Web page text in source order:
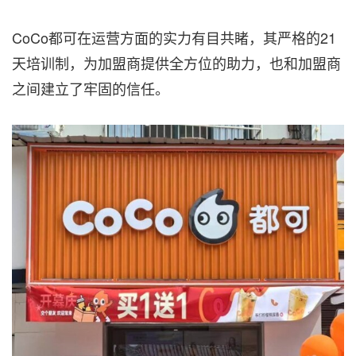
CoCo都可在运营方面的实力有目共睹，其严格的21
天培训制，为加盟商提供全方位的助力，也和加盟商
之间建立了牢固的信任。